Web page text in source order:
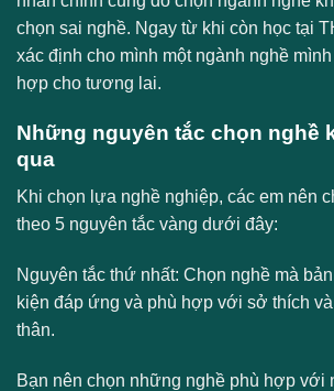
chọn sai nghề. Ngay từ khi còn học tại
xác định cho mình một ngành nghề
hợp cho tương lai.
Những nguyên tắc chọn nghề
qua
Khi chọn lựa nghề nghiệp, các em nên
theo 5 nguyên tắc vàng dưới đây:
Nguyên tắc thứ nhất: Chọn nghề mà
kiện đáp ứng và phù hợp với sở thích
thân.
Bạn nên chọn những nghề phù hợp với